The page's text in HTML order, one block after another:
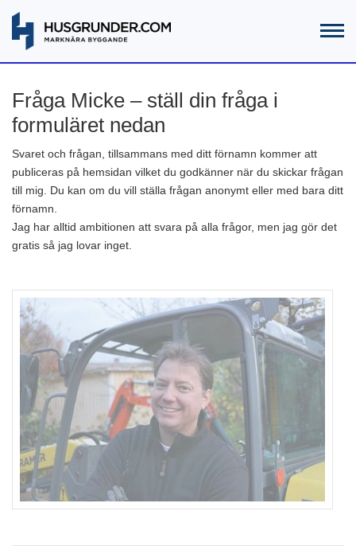
Fråga Micke – ställ din fråga i
formuläret nedan
Svaret och frågan, tillsammans med ditt förnamn kommer att
publiceras på hemsidan vilket du godkänner när du skickar frågan
till mig. Du kan om du vill ställa frågan anonymt eller med bara ditt
förnamn.
Jag har alltid ambitionen att svara på alla frågor, men jag gör det
gratis så jag lovar inget.